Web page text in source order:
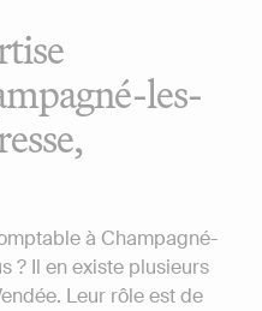
les-
à Champagné-
? Il en existe plusieurs
Leur rôle est de